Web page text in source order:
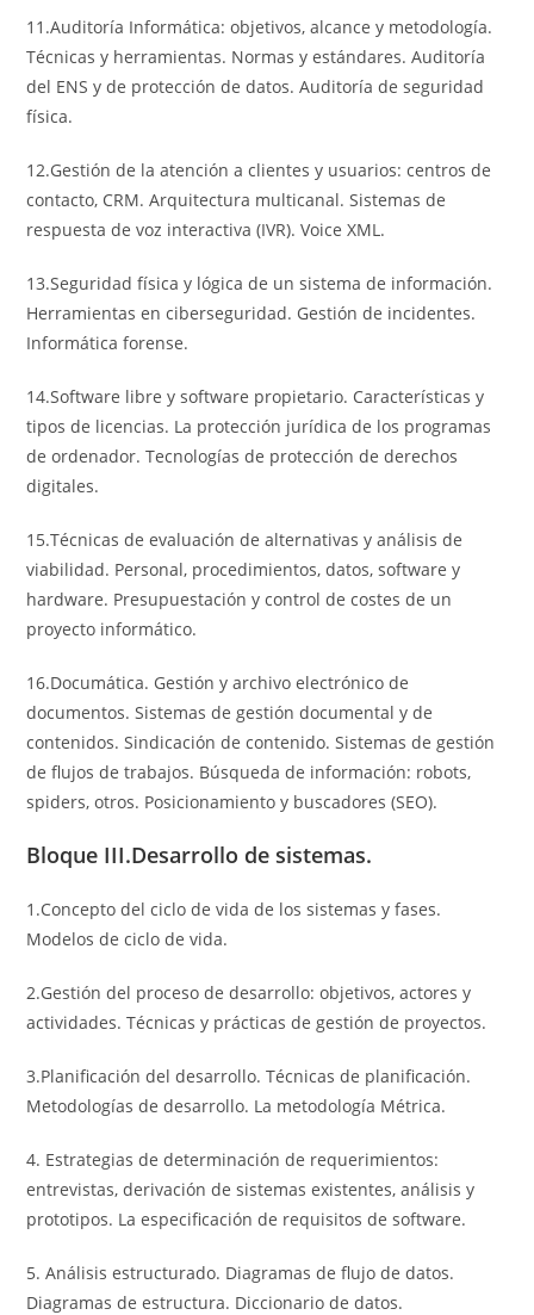
11.Auditoría Informática: objetivos, alcance y metodología.
Técnicas y herramientas. Normas y estándares. Auditoría
del ENS y de protección de datos. Auditoría de seguridad
física.
12.Gestión de la atención a clientes y usuarios: centros de
contacto, CRM. Arquitectura multicanal. Sistemas de
respuesta de voz interactiva (IVR). Voice XML.
13.Seguridad física y lógica de un sistema de información.
Herramientas en ciberseguridad. Gestión de incidentes.
Informática forense.
14.Software libre y software propietario. Características y
tipos de licencias. La protección jurídica de los programas
de ordenador. Tecnologías de protección de derechos
digitales.
15.Técnicas de evaluación de alternativas y análisis de
viabilidad. Personal, procedimientos, datos, software y
hardware. Presupuestación y control de costes de un
proyecto informático.
16.Documática. Gestión y archivo electrónico de
documentos. Sistemas de gestión documental y de
contenidos. Sindicación de contenido. Sistemas de gestión
de flujos de trabajos. Búsqueda de información: robots,
spiders, otros. Posicionamiento y buscadores (SEO).
Bloque III.Desarrollo de sistemas.
1.Concepto del ciclo de vida de los sistemas y fases.
Modelos de ciclo de vida.
2.Gestión del proceso de desarrollo: objetivos, actores y
actividades. Técnicas y prácticas de gestión de proyectos.
3.Planificación del desarrollo. Técnicas de planificación.
Metodologías de desarrollo. La metodología Métrica.
4. Estrategias de determinación de requerimientos:
entrevistas, derivación de sistemas existentes, análisis y
prototipos. La especificación de requisitos de software.
5. Análisis estructurado. Diagramas de flujo de datos.
Diagramas de estructura. Diccionario de datos.